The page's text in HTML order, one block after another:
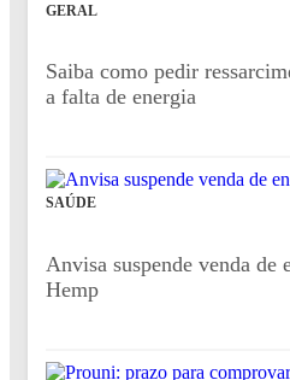
GERAL
Saiba como pedir
a falta de energia
SAÚDE
Anvisa suspende venda de
Hemp